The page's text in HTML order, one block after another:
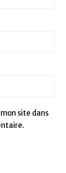
site dans